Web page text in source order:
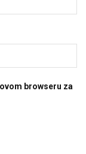
browseru za